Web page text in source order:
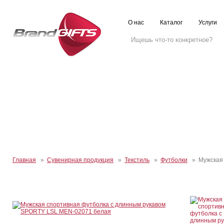
О нас Каталог Услуги
Главная » Сувенирная продукция » Текстиль » Футболки » Мужская